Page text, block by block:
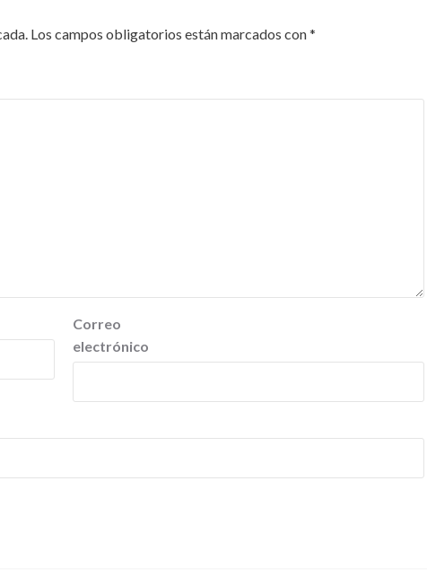
Los campos obligatorios están marcados con*
Correo
electrónico